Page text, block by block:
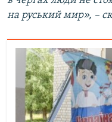
на руський мир», –